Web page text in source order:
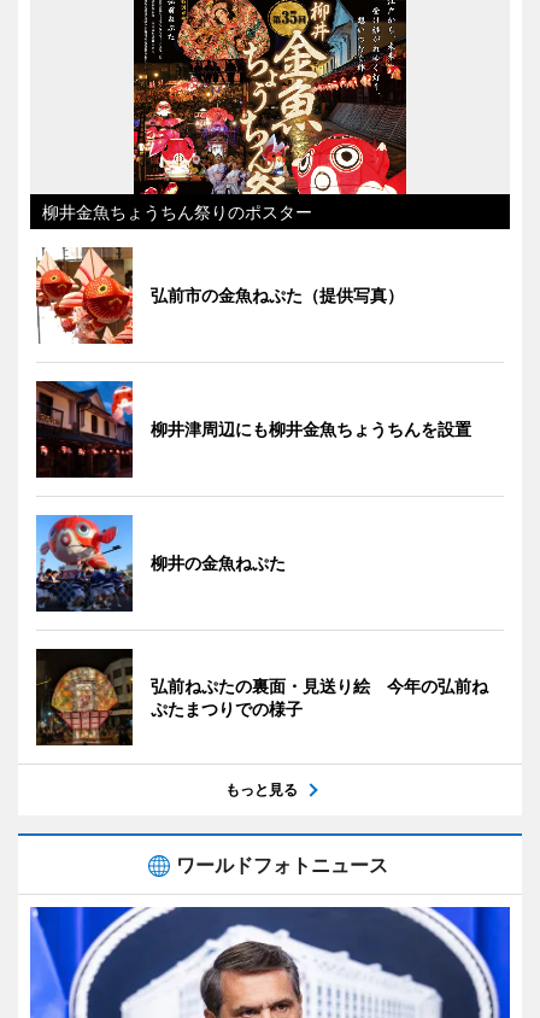
柳井金魚ちょうちん祭りのポスター
弘前市の金魚ねぷた（提供写真）
柳井津周辺にも柳井金魚ちょうちんを設置
柳井の金魚ねぷた
弘前ねぷたの裏面・見送り絵 今年の弘前ね
ぷたまつりでの様子
もっと見る
ワールドフォトニュース